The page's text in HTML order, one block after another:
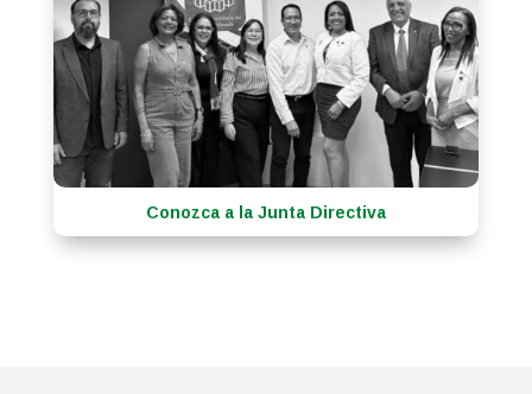
Conozca a la Junta Directiva